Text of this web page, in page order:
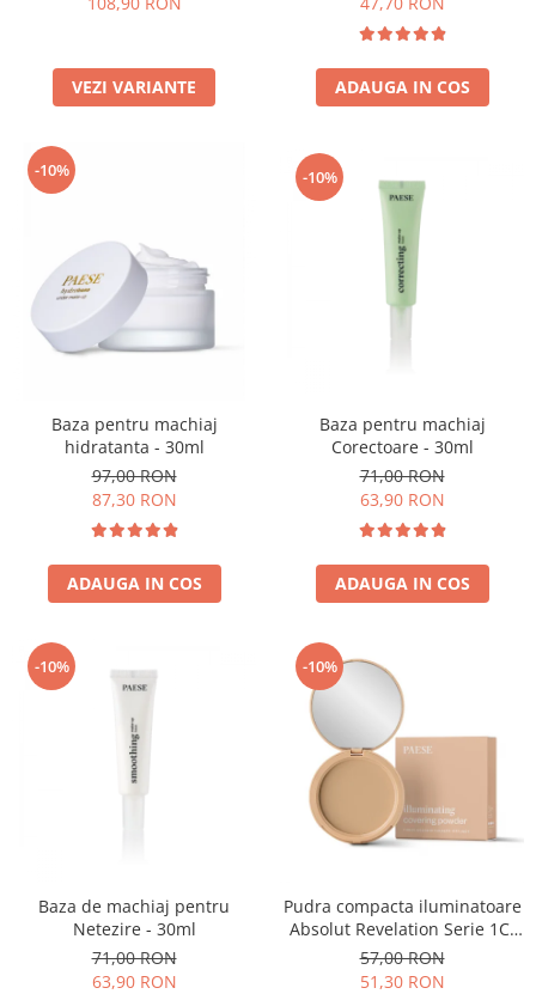
VEZI VARIANTE ADAUGA IN COS
-10%
Baza pentru machiaj
hidratanta - 30ml
97,00 RON
87,30 RON
ADAUGA IN COS
-10%
Baza pentru machiaj
Corectoare - 30ml
71,00 RON
63,90 RON
ADAUGA IN COS
-10%
Baza de machiaj pentru
Netezire - 30ml
71,00 RON
63,90 RON
-10%
Pudra compacta iluminatoare
Absolut Revelation Serie 1C,
9g
57,00 RON
51,30 RON